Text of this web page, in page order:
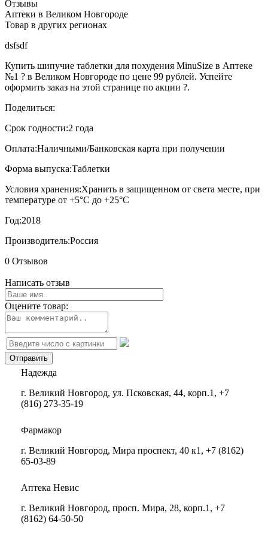
Отзывы
Аптеки в Великом Новгороде
Товар в других регионах
dsfsdf
Купить шипучие таблетки для похудения MinuSize в Аптеке
№1 ? в Великом Новгороде по цене 99 рублей. Успейте
оформить заказ на этой странице по акции ?.
Поделиться:
Срок годности:2 года
Оплата:Наличными/Банковская карта при получении
Форма выпуска:Таблетки
Условия хранения:Хранить в защищенном от света месте, при
температуре от +5°С до +25°С
Год:2018
Производитель:Россия
0 Отзывов
Написать отзыв
Оцените товар:
Надежда
г. Великий Новгород, ул. Псковская, 44, корп.1, +7
(816) 273-35-19
Фармакор
г. Великий Новгород, Мира проспект, 40 к1, +7 (8162)
65-03-89
Аптека Невис
г. Великий Новгород, просп. Мира, 28, корп.1, +7
(8162) 64-50-50